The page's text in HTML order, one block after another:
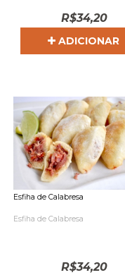
R$34,20
ADICIONAR
Esfiha de Calabresa
Esfiha de Calabresa
R$34,20